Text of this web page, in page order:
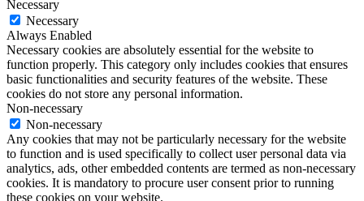
Necessary
Necessary
Always Enabled
Necessary cookies are absolutely essential for the website to
function properly. This category only includes cookies that ensures
basic functionalities and security features of the website. These
cookies do not store any personal information.
Non-necessary
Non-necessary
Any cookies that may not be particularly necessary for the website
to function and is used specifically to collect user personal data via
analytics, ads, other embedded contents are termed as non-necessary
cookies. It is mandatory to procure user consent prior to running
these cookies on your website.